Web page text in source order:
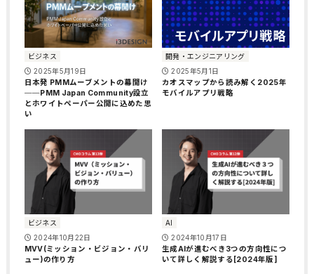
ビジネス
2025年5月19日
日本発 PMMムーブメントの幕開け
──PMM Japan Community設立
とホワイトペーパー公開に込めた思
い
開発・エンジニアリング
2025年5月1日
カオスマップから読み解く2025年
モバイルアプリ戦略
ビジネス
2024年10月22日
MVV(ミッション・ビジョン・バリ
ュー)の作り方
AI
2024年10月17日
生成AIが進むべき3つの方向性につ
いて詳しく解説する[2024年版]